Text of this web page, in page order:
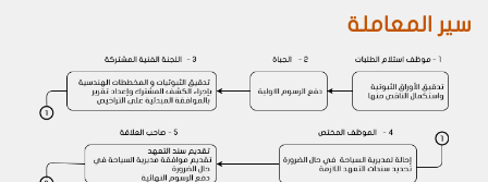
سير المعاملة